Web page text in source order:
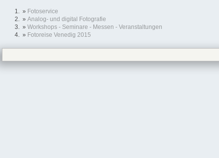
» Fotoservice
» Analog- und digital Fotografie
» Workshops - Seminare - Messen - Veranstaltungen
» Fotoreise Venedig 2015